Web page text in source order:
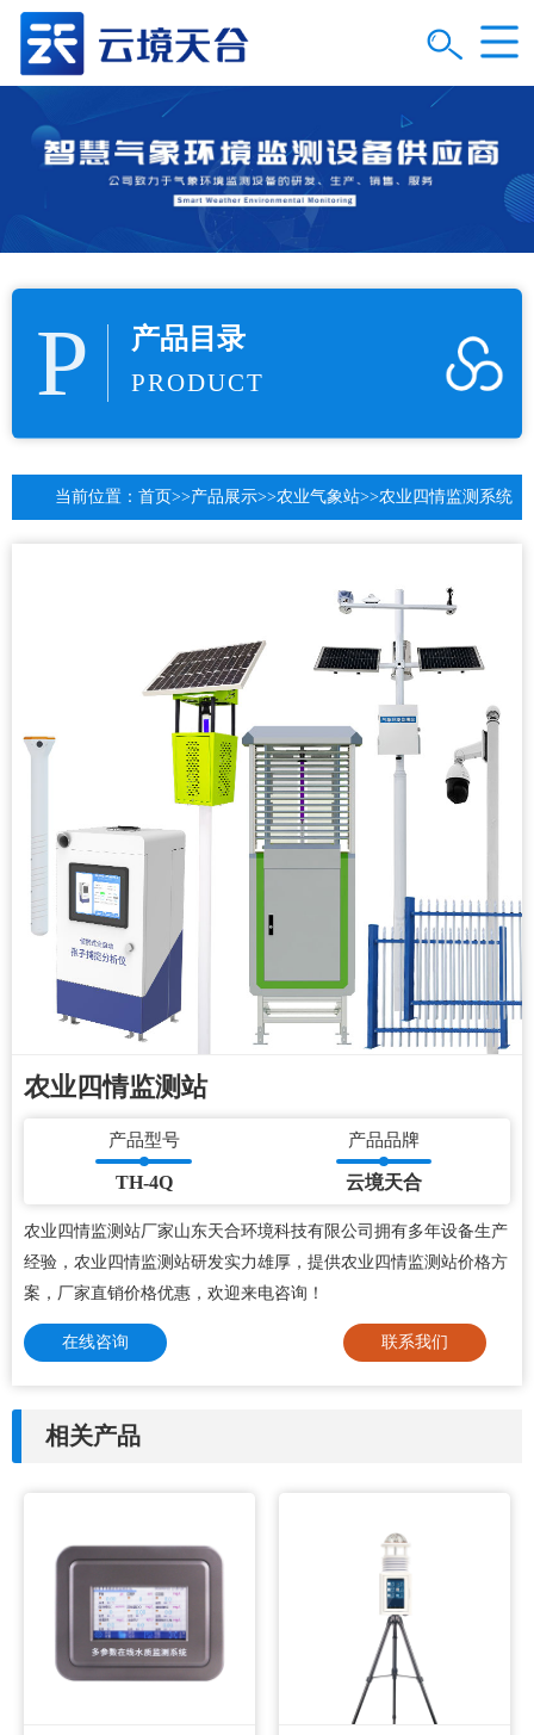
P 产品目录
PRODUCT
当前位置： 首页>>产品展示>>农业气象站>>农业四情监测系统
农业四情监测站
产品型号
TH-4Q
产品品牌
云境天合
农业四情监测站厂家山东天合环境科技有限公司拥有多年设备生产
经验，农业四情监测站研发实力雄厚，提供农业四情监测站价格方
案，厂家直销价格优惠，欢迎来电咨询！
在线咨询 联系我们
相关产品